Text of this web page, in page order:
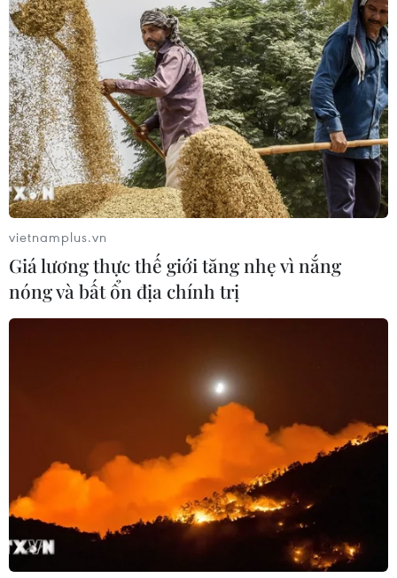
Dịch COVID-19: New Zealand xác định 2
ca đầu tiên nhiễm biến thể ở Anh
15/02/2021 07:19
Sự xuất hiện các các nhiễm mới này đã buộc New
Zealand ban bố lệnh phong tỏa cấp độ 3 trong 3 ngày
toàn thành phố Auckland, bắt đầu từ ngày 15/2
Dịch COVID-19: Canada lo ngại nguy cơ
xảy ra làn sóng lây nhiễm thứ ba
vietnamplus.vn
Giá lương thực thế giới tăng nhẹ vì nắng
nóng và bất ổn địa chính trị